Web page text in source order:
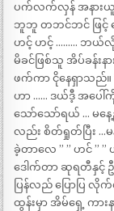
ပက်လက်လှန် အနား
ဘူဘူ တဘင်ဘင် ဖြင့်
ဟင့် ဟင့် ……… ဘယ်
မိခင်ဖြစ်သူ အိပ်ခန်းန
ဖက်ကာ ငိုနေရှာသည်။
ဟာ …… ဒယ်ဒီ့ အပေါ်
သော်သော်ရယ် … မနေ့
လည်း စိတ်ရှုတ်ပြီး …
ခဲ့တာလေ ” ” ဟင် ”
ဒေါက်တာ ဆုရတီနှင့် ဦ
ပြန်လည် ပြောပြ လို
ထွန်းမှာ အိမ်ရှေ့ ကာ